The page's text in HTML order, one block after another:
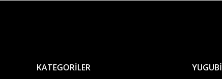
KATEGORİLER YUGUBİ